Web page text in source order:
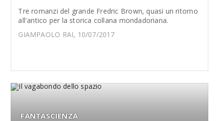
Tre romanzi del grande Fredric Brown, quasi un ritorno
all'antico per la storica collana mondadoriana.
GIAMPAOLO RAI, 10/07/2017
FANTASCIENZA